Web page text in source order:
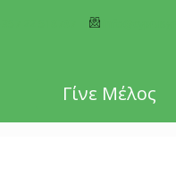
Γίνε Μέλος